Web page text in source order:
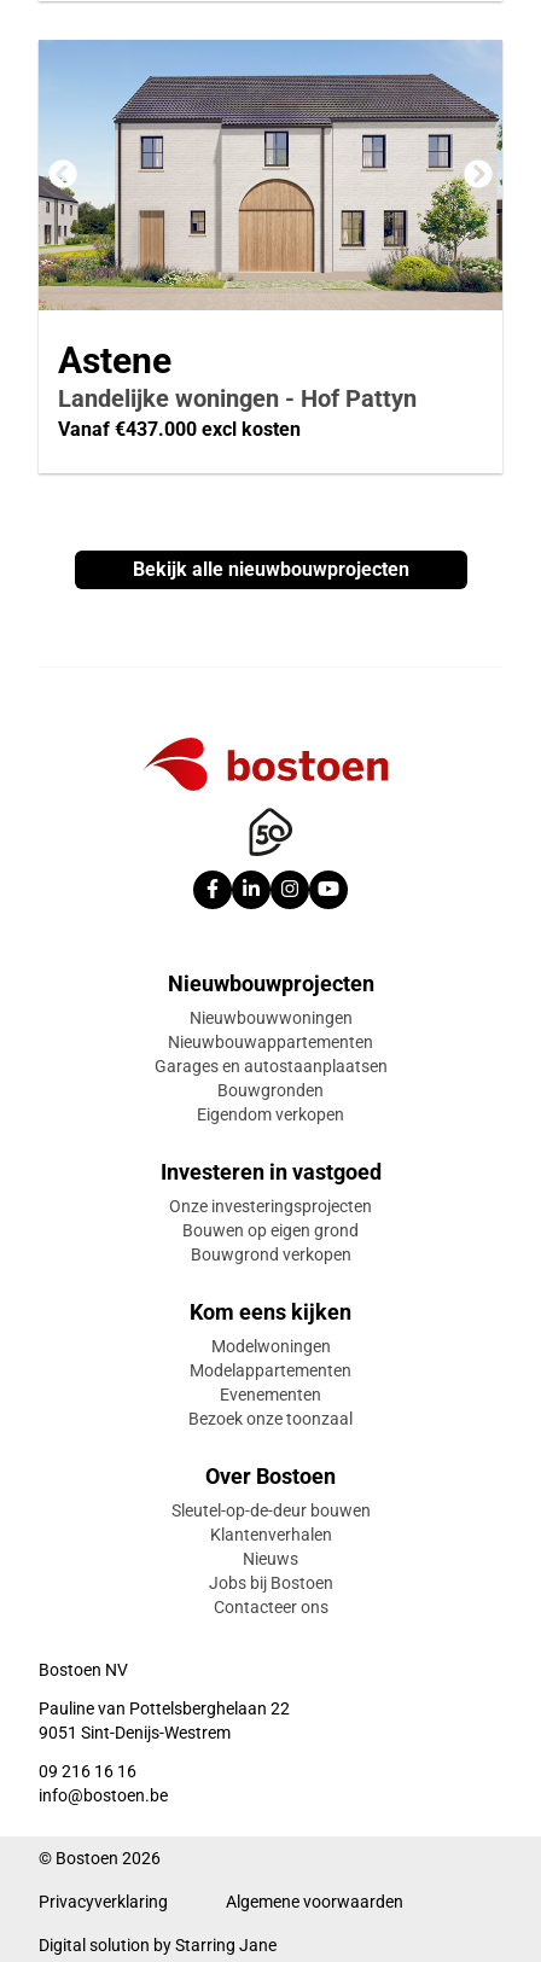
Astene
Landelijke woningen - Hof Pattyn
Vanaf €437.000 excl kosten
Bekijk alle nieuwbouwprojecten
Nieuwbouwprojecten
Nieuwbouwwoningen
Nieuwbouwappartementen
Garages en autostaanplaatsen
Bouwgronden
Eigendom verkopen
Investeren in vastgoed
Onze investeringsprojecten
Bouwen op eigen grond
Bouwgrond verkopen
Kom eens kijken
Modelwoningen
Modelappartementen
Evenementen
Bezoek onze toonzaal
Over Bostoen
Sleutel-op-de-deur bouwen
Klantenverhalen
Nieuws
Jobs bij Bostoen
Contacteer ons
Bostoen NV
Pauline van Pottelsberghelaan 22
9051 Sint-Denijs-Westrem
09 216 16 16
info@bostoen.be
© Bostoen 2026
Privacyverklaring Algemene voorwaarden
Digital solution by Starring Jane